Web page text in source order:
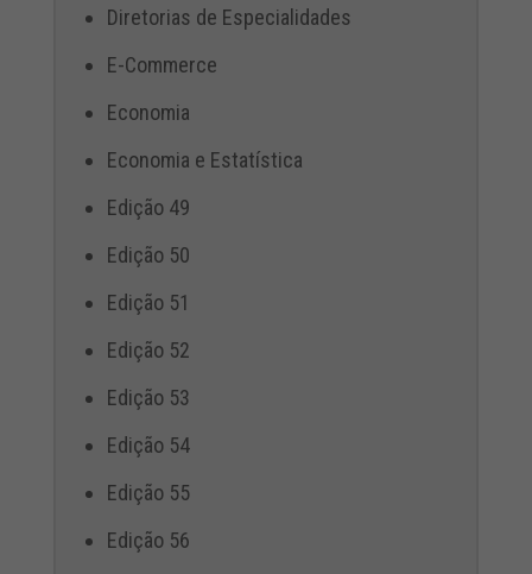
Diretorias de Especialidades
E-Commerce
Economia
Economia e Estatística
Edição 49
Edição 50
Edição 51
Edição 52
Edição 53
Edição 54
Edição 55
Edição 56